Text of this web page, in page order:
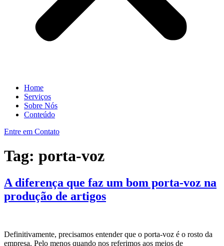
Home
Serviços
Sobre Nós
Conteúdo
Entre em Contato
Tag: porta-voz
A diferença que faz um bom porta-voz na
produção de artigos
Definitivamente, precisamos entender que o porta-voz é o rosto da
empresa. Pelo menos quando nos referimos aos meios de